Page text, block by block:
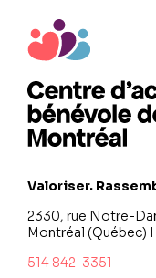
Valoriser.
2330, rue Notre-
Montréal (Québec)
514 842-3351